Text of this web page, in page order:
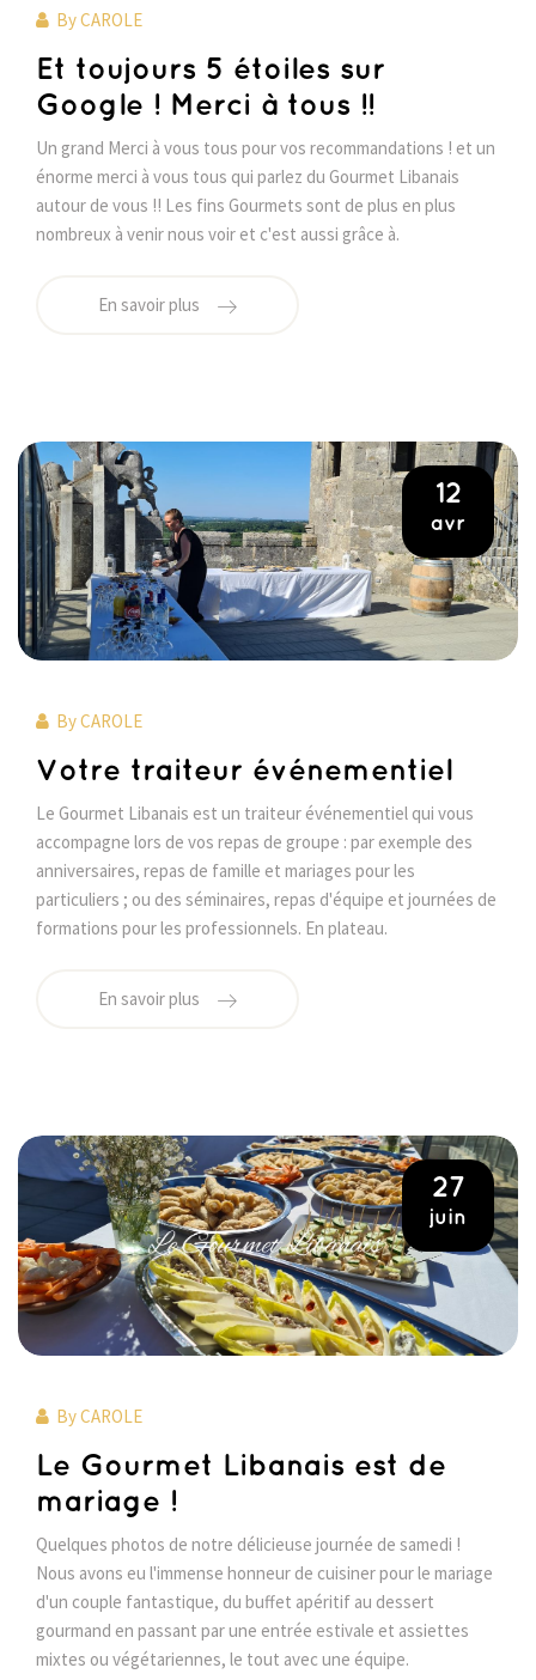
ByCAROLE
Et toujours 5 étoiles sur
Google ! Merci à tous !!
Un grand Merci à vous tous pour vos recommandations ! et un
énorme merci à vous tous qui parlez du Gourmet Libanais
autour de vous !! Les fins Gourmets sont de plus en plus
nombreux à venir nous voir et c'est aussi grâce à.
En savoir plus
12
avr
ByCAROLE
Votre traiteur événementiel
Le Gourmet Libanais est un traiteur événementiel qui vous
accompagne lors de vos repas de groupe : par exemple des
anniversaires, repas de famille et mariages pour les
particuliers ; ou des séminaires, repas d'équipe et journées de
formations pour les professionnels. En plateau.
En savoir plus
27
juin
ByCAROLE
Le Gourmet Libanais est de
mariage !
Quelques photos de notre délicieuse journée de samedi !
Nous avons eu l'immense honneur de cuisiner pour le mariage
d'un couple fantastique, du buffet apéritif au dessert
gourmand en passant par une entrée estivale et assiettes
mixtes ou végétariennes, le tout avec une équipe.